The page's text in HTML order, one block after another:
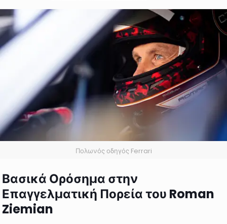
Πολωνός οδηγός Ferrari
Βασικά Ορόσημα στην
Επαγγελματική Πορεία του Roman
Ziemian